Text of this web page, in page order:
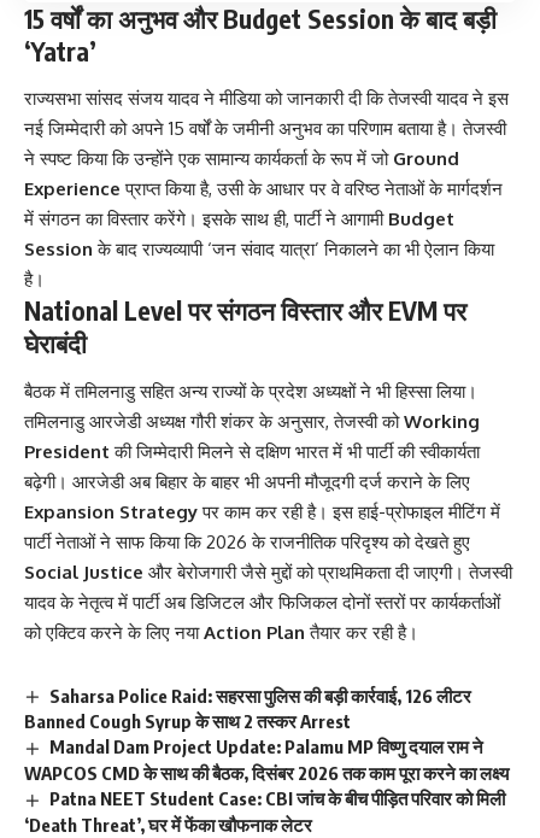
15 वर्षों का अनुभव और Budget Session के बाद बड़ी
‘Yatra’
राज्यसभा सांसद संजय यादव ने मीडिया को जानकारी दी कि तेजस्वी यादव ने इस
नई जिम्मेदारी को अपने 15 वर्षों के जमीनी अनुभव का परिणाम बताया है। तेजस्वी
ने स्पष्ट किया कि उन्होंने एक सामान्य कार्यकर्ता के रूप में जो Ground
Experience प्राप्त किया है, उसी के आधार पर वे वरिष्ठ नेताओं के मार्गदर्शन
में संगठन का विस्तार करेंगे। इसके साथ ही, पार्टी ने आगामी Budget
Session के बाद राज्यव्यापी ‘जन संवाद यात्रा’ निकालने का भी ऐलान किया
है।
National Level पर संगठन विस्तार और EVM पर
घेराबंदी
बैठक में तमिलनाडु सहित अन्य राज्यों के प्रदेश अध्यक्षों ने भी हिस्सा लिया।
तमिलनाडु आरजेडी अध्यक्ष गौरी शंकर के अनुसार, तेजस्वी कोWorking
President की जिम्मेदारी मिलने से दक्षिण भारत में भी पार्टी की स्वीकार्यता
बढ़ेगी। आरजेडी अब बिहार के बाहर भी अपनी मौजूदगी दर्ज कराने के लिए
Expansion Strategyपर काम कर रही है। इस हाई-प्रोफाइल मीटिंग में
पार्टी नेताओं ने साफ किया कि 2026 के राजनीतिक परिदृश्य को देखते हुए
Social Justice और बेरोजगारी जैसे मुद्दों को प्राथमिकता दी जाएगी। तेजस्वी
यादव के नेतृत्व में पार्टी अब डिजिटल और फिजिकल दोनों स्तरों पर कार्यकर्ताओं
को एक्टिव करने के लिए नयाAction Plan तैयार कर रही है।
Saharsa Police Raid: सहरसा पुलिस की बड़ी कार्रवाई, 126 लीटर
Banned Cough Syrup के साथ 2 तस्कर Arrest
Mandal Dam Project Update: Palamu MP विष्णु दयाल राम ने
WAPCOS CMD के साथ की बैठक, दिसंबर 2026 तक काम पूरा करने का लक्ष्य
Patna NEET Student Case: CBI जांच के बीच पीड़ित परिवार को मिली
‘Death Threat’, घर में फेंका खौफनाक लेटर